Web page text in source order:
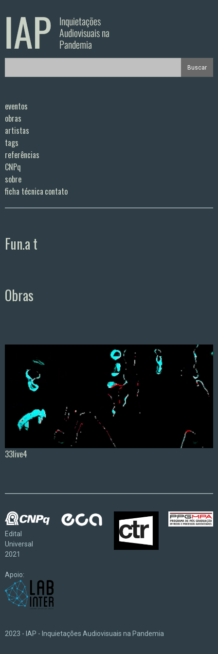
eventos
obras
artistas
tags
referências
CNPq
sobre
ficha técnica contato
Fun.a t
Obras
33live4
Edital
Universal
2021
Apoio:
2023 - IAP - Inquietações Audiovisuais na Pandemia